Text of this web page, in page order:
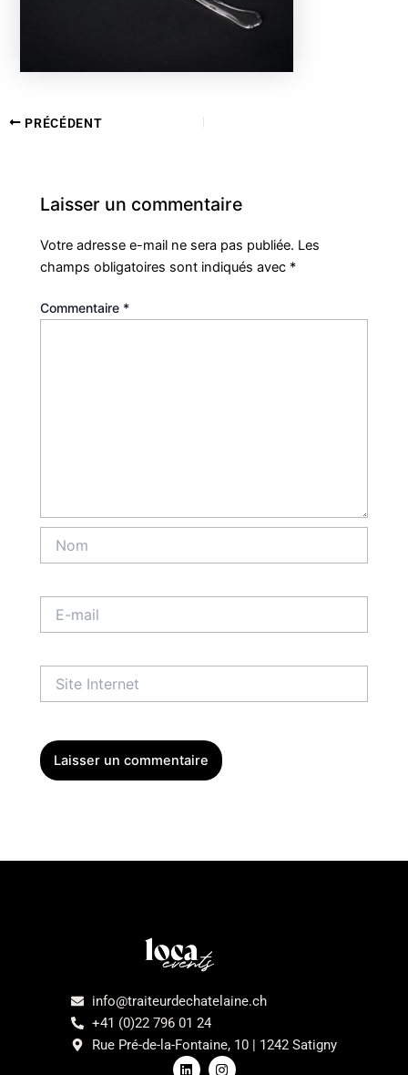
PRÉCÉDENT
Laisser un commentaire
Votre adresse e-mail ne sera pas publiée. Les
champs obligatoires sont indiqués avec *
Commentaire *
mail
Internet
info@traiteurdechatelaine.ch
+41 (0)22 796 01 24
Rue Pré-de-la-Fontaine, 10 | 1242 Satigny
L
I